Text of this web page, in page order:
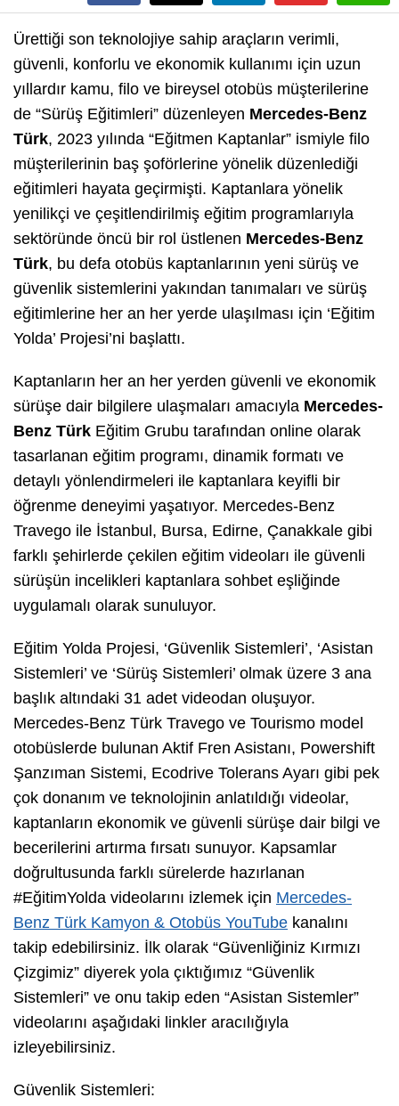
Ürettiği son teknolojiye sahip araçların verimli,
güvenli, konforlu ve ekonomik kullanımı için uzun
yıllardır kamu, filo ve bireysel otobüs müşterilerine
de “Sürüş Eğitimleri” düzenleyen Mercedes-Benz
Türk, 2023 yılında “Eğitmen Kaptanlar” ismiyle filo
müşterilerinin baş şoförlerine yönelik düzenlediği
eğitimleri hayata geçirmişti. Kaptanlara yönelik
yenilikçi ve çeşitlendirilmiş eğitim programlarıyla
sektöründe öncü bir rol üstlenen Mercedes-Benz
Türk, bu defa otobüs kaptanlarının yeni sürüş ve
güvenlik sistemlerini yakından tanımaları ve sürüş
eğitimlerine her an her yerde ulaşılması için ‘Eğitim
Yolda’ Projesi’ni başlattı.
Kaptanların her an her yerden güvenli ve ekonomik
sürüşe dair bilgilere ulaşmaları amacıyla Mercedes-
Benz Türk Eğitim Grubu tarafından online olarak
tasarlanan eğitim programı, dinamik formatı ve
detaylı yönlendirmeleri ile kaptanlara keyifli bir
öğrenme deneyimi yaşatıyor. Mercedes-Benz
Travego ile İstanbul, Bursa, Edirne, Çanakkale gibi
farklı şehirlerde çekilen eğitim videoları ile güvenli
sürüşün incelikleri kaptanlara sohbet eşliğinde
uygulamalı olarak sunuluyor.
Eğitim Yolda Projesi, ‘Güvenlik Sistemleri’, ‘Asistan
Sistemleri’ ve ‘Sürüş Sistemleri’ olmak üzere 3 ana
başlık altındaki 31 adet videodan oluşuyor.
Mercedes-Benz Türk Travego ve Tourismo model
otobüslerde bulunan Aktif Fren Asistanı, Powershift
Şanzıman Sistemi, Ecodrive Tolerans Ayarı gibi pek
çok donanım ve teknolojinin anlatıldığı videolar,
kaptanların ekonomik ve güvenli sürüşe dair bilgi ve
becerilerini artırma fırsatı sunuyor. Kapsamlar
doğrultusunda farklı sürelerde hazırlanan
#EğitimYolda videolarını izlemek için Mercedes-
Benz Türk Kamyon & Otobüs YouTube kanalını
takip edebilirsiniz. İlk olarak “Güvenliğiniz Kırmızı
Çizgimiz” diyerek yola çıktığımız “Güvenlik
Sistemleri” ve onu takip eden “Asistan Sistemler”
videolarını aşağıdaki linkler aracılığıyla
izleyebilirsiniz.
Güvenlik Sistemleri: